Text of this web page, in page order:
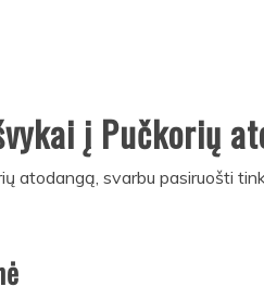
į Pučkorių
atodangą, svarbu pasiruošti